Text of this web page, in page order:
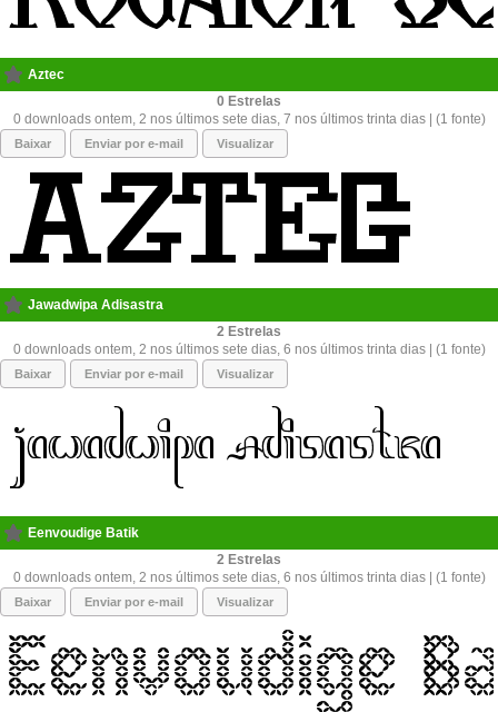
Aztec
0
0 downloads ontem, 2 nos últimos sete dias, 7 nos últimos trinta dias | (1 fonte)
Baixar Enviar por e-mail Visualizar
Jawadwipa Adisastra
2
0 downloads ontem, 2 nos últimos sete dias, 6 nos últimos trinta dias | (1 fonte)
Baixar Enviar por e-mail Visualizar
Eenvoudige Batik
2
0 downloads ontem, 2 nos últimos sete dias, 6 nos últimos trinta dias | (1 fonte)
Baixar Enviar por e-mail Visualizar